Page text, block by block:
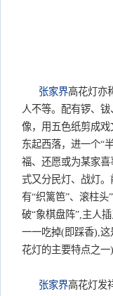
张家界高花灯亦
人不等。配有锣、
像，用五色纸剪成戏
东起西落，进一个“
福、还愿或为某家
式又分民灯、战灯
有“织篱笆”、滚柱头
破“象棋盘阵”,主人
一一吃掉(即踩香),
花灯的主要特点之
张家界高花灯发